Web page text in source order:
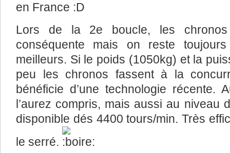
en France
Lors de la 2e boucle, les chronos
conséquente mais on reste
meilleurs. Si le poids (1050kg) et la
peu les chronos fassent à la
bénéficie d’une technologie récente.
l’aurez compris, mais aussi au niveau
disponible dés 4400 tours/min. Très
le serré.